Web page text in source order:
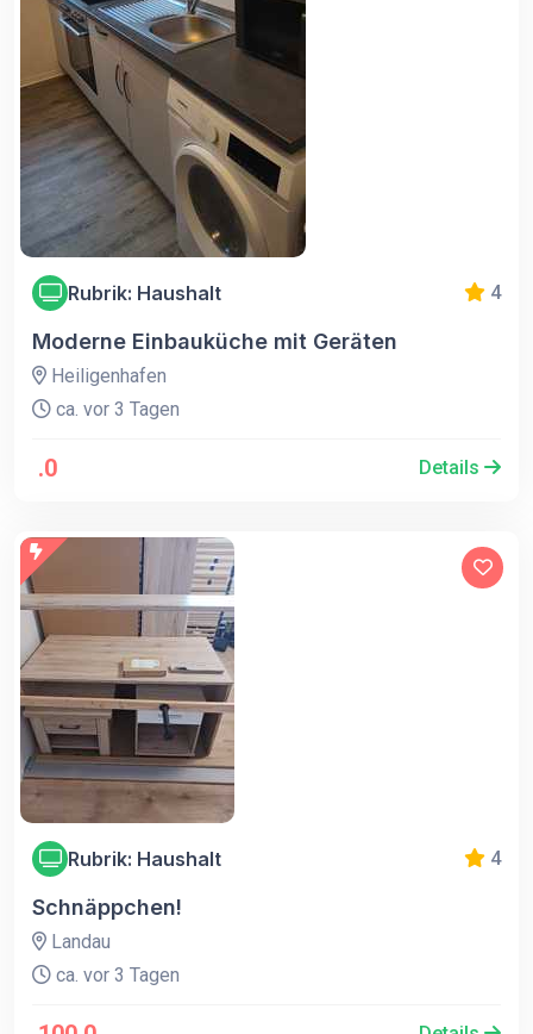
Rubrik: Haushalt 4
Moderne Einbauküche mit Geräten
Heiligenhafen
ca. vor 3 Tagen
.0 Details
Rubrik: Haushalt 4
Schnäppchen!
Landau
ca. vor 3 Tagen